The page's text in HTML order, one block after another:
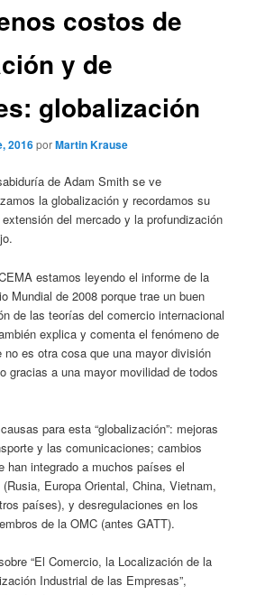
costos de
y de
globalización
2016porMartin Krause
de Adam Smith se ve
la globalización y recordamos su
del mercado y la profundización
estamos leyendo el informe de la
Mundial de 2008 porque trae un buen
de las teorías del comercio internacional
explica y comenta el fenómeno de
es otra cosa que una mayor división
gracias a una mayor movilidad de todos
para esta “globalización”: mejoras
y las comunicaciones; cambios
han integrado a muchos países el
Europa Oriental, China, Vietnam,
países), y desregulaciones en los
de la OMC (antes GATT).
“El Comercio, la Localización de la
Industrial de las Empresas”,